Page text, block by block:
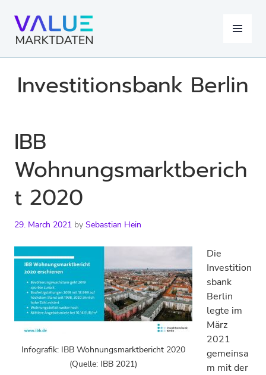
content
MENU
Investitionsbank Berlin
IBB
Wohnungsmarktberich
t 2020
29. March 2021 by Sebastian Hein
Infografik: IBB Wohnungsmarktbericht 2020
(Quelle: IBB 2021)
Die
Investition
sbank
Berlin
legte im
März
2021
gemeinsa
m mit der